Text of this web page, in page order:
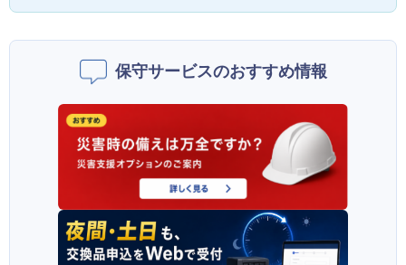
保守サービスのおすすめ情報